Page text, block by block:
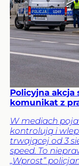
Policyjna akcja
komunikat z
W mediach
kontrolują i
trwającej od 3
speed. To
„Wprost”